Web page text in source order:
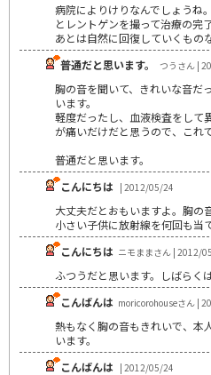
病院によりけりなんでしょうね
とレントゲンを撮って治療の完
あとは自然に回復していくもの
普通だと思います。
つうさん |
胸の音を聞いて、きれいな音だ
います。
軽度だったし、血液検査をして
が痛いだけだと思うので、これ
普通だと思います。
こんにちは | 2012/05/24
大丈夫だとおもいますよ。胸の
小さい子供に放射線を何回も当
こんにちは ニモままさん | 2012/
ふつうだと思います。しばらく
こんばんは moricorohouseさん |
熱もなく胸の音もきれいで、本
います。
こんばんは | 2012/05/24